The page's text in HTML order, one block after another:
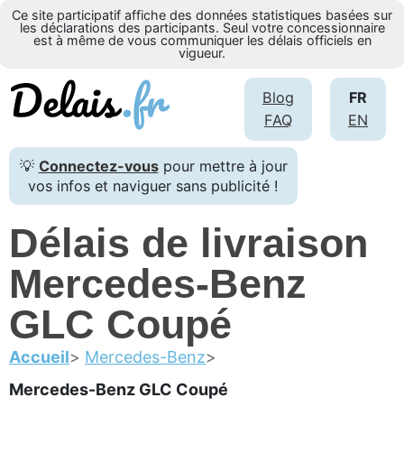
Ce site participatif affiche des données statistiques basées sur
les déclarations des participants. Seul votre concessionnaire
est à même de vous communiquer les délais officiels en
vigueur.
FR
EN
Blog
FAQ
💡 Connectez-vouspour mettre à jour
vos infos et naviguer sans publicité !
Délais de livraison
Mercedes-Benz
GLC Coupé
Accueil
Mercedes-Benz
Mercedes-Benz GLC Coupé